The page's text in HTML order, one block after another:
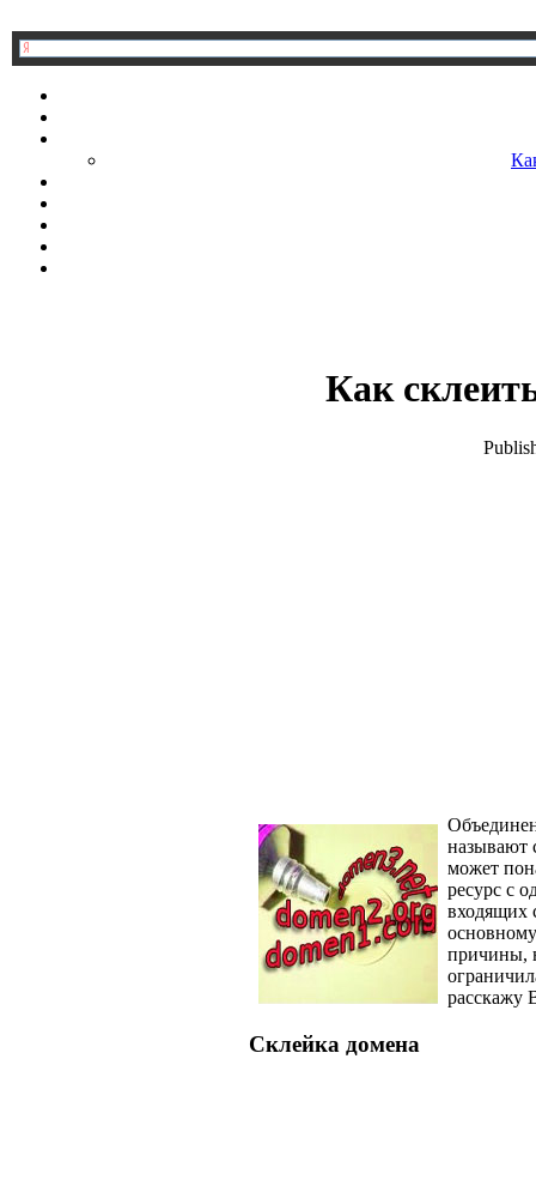
Как
называют
может
ресурс с
входящих
причины,
расскажу
Склейка домена